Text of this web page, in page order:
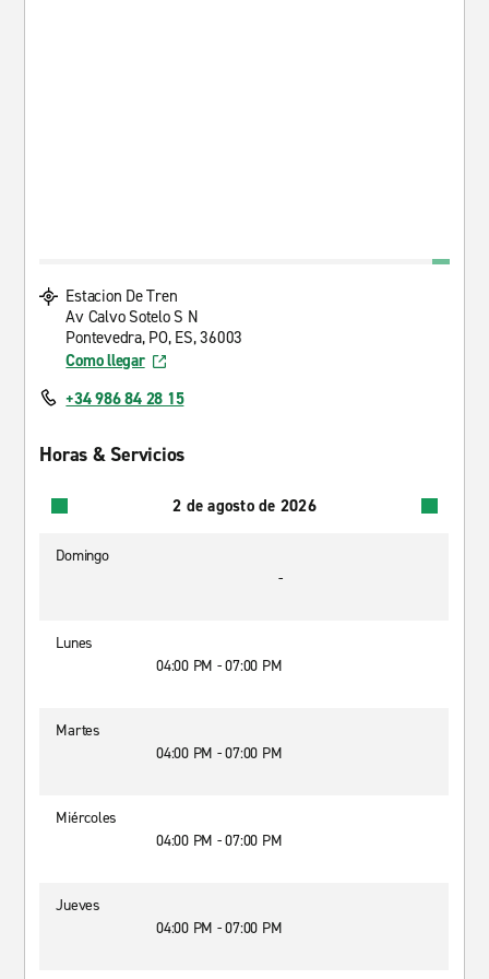
Estacion De Tren
Av Calvo Sotelo S N
Pontevedra, PO, ES, 36003
Como llegar
+34 986 84 28 15
Horas & Servicios
2 de agosto de 2026
Domingo
-
Lunes
04:00 PM - 07:00 PM
Martes
04:00 PM - 07:00 PM
Miércoles
04:00 PM - 07:00 PM
Jueves
04:00 PM - 07:00 PM